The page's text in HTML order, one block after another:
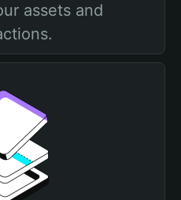
assets and